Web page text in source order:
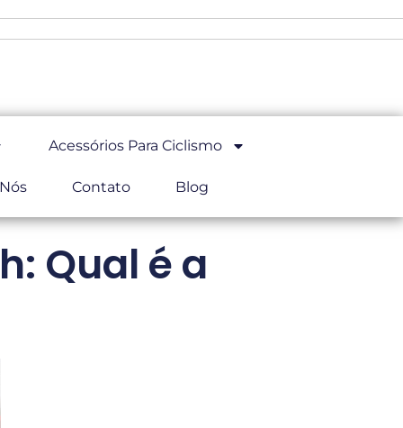
Acessórios Para Ciclismo
Contato Blog
Qual é a